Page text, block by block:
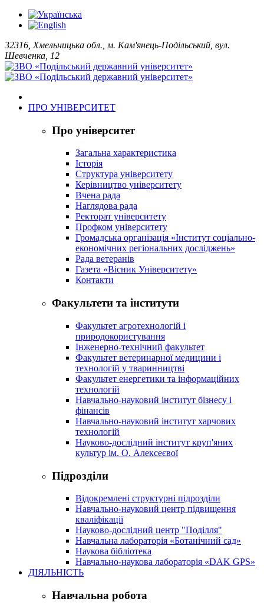
32316, Хмельницька обл., м. Кам'янець-Подільський, вул.
Шевченка, 12
ПРО УНІВЕРСИТЕТ
Про університет
Загальна характеристика
Історія
Структура університету
Керівництво університету
Вчена рада
Наглядова рада
Ректорат університету
Профком університету
Громадська організація «Інститут соціально-
економічних регіональних досліджень»
Рада ветеранів
Газета «Вісник Університету»
Контакти
Факультети та інститути
Факультет агротехнологій і
природокористування
Інженерно-технічний факультет
Факультет ветеринарної медицини і
технологій у тваринництві
Факультет енергетики та інформаційних
технологій
Навчально-науковий інститут бізнесу і
фінансів
Навчально-науковий інститут харчових
технологій
Науково-дослідний інститут круп'яних
культур ім. О. Алексеєвої
Підрозділи
Відокремлені структурні підрозділи
Навчально-науковий центр підвищення
кваліфікації
Науково-дослідний центр "Поділля"
Навчальна лабораторія «Ботанічний сад»
Наукова бібліотека
Навчально-наукова лабораторія «DAK GPS»
ДІЯЛЬНІСТЬ
Навчальна робота